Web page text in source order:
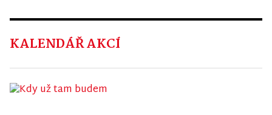
KALENDÁŘ AKCÍ